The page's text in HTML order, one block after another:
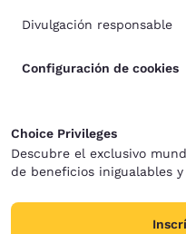
Divulgación responsable
Configuración de cookies
Choice Privileges
Descubre el exclusivo
de beneficios inigualables